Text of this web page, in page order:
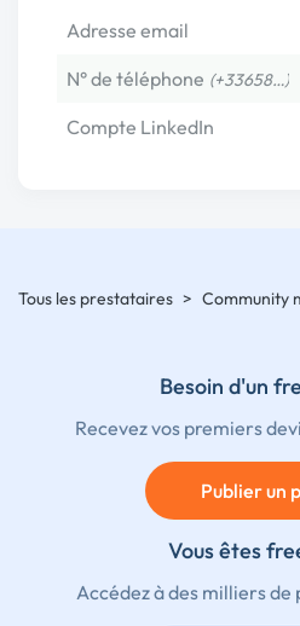
Adresse email
N° de téléphone (+33658…)
Compte LinkedIn
Tous les prestataires > Community
Besoin d'un
Recevez vos premiers
Publier un
Vous êtes
Accédez à des milliers de